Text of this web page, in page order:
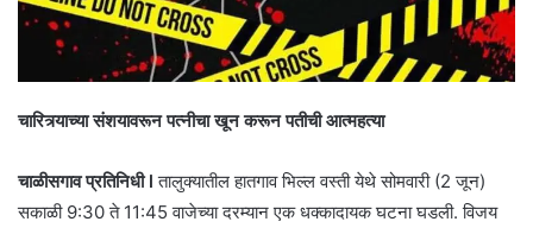
चारित्र्याच्या संशयावरून पत्नीचा खून करून पतीची आत्महत्या
चाळीसगाव प्रतिनिधी l तालुक्यातील हातगाव भिल्ल वस्ती येथे सोमवारी (2 जून)
सकाळी 9:30 ते 11:45 वाजेच्या दरम्यान एक धक्कादायक घटना घडली. विजय